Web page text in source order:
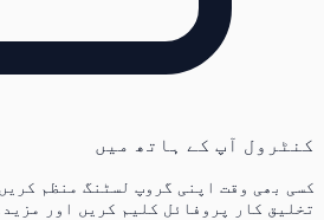
کنٹرول آپ کے ہاتھ میں
کسی بھی وقت اپنی گروپ لسٹنگ منظم
تخلیق کار پروفائل کلیم کریں اور مزید۔